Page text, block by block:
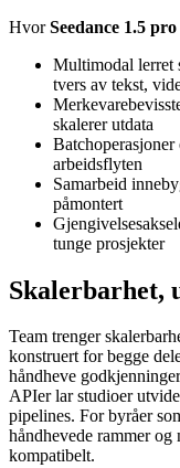
HvorSeedance 1.5 pro
Multimodal lerret
tvers av tekst,
skalerer utdata
arbeidsflyten
Samarbeid
påmontert
tunge prosjekter
Skalerbarhet,
Team trenger
konstruert for begge
håndheve
APIer lar studioer utvide
pipelines. For byråer
håndhevede rammer og
kompatibelt.